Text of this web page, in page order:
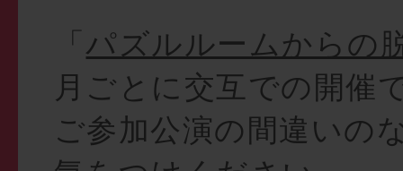
「 パズルルームからの
月ごとに交互での開催
ご参加公演の間違いの